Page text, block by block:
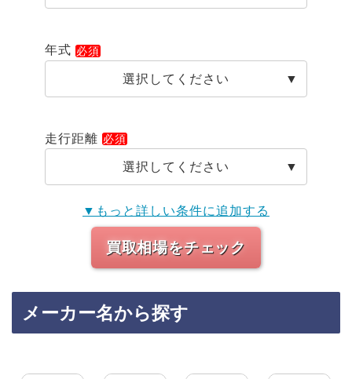
年式
選択してください
走行距離
選択してください
▼もっと詳しい条件に追加する
買取相場をチェック
メーカー名から探す